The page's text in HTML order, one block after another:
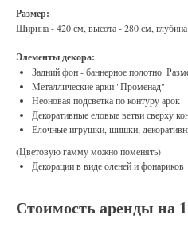
Размер:
Ширина - 420 см, высота - 280 см,
Элементы декора:
Задний фон - баннерное полотно.
Металлические арки "Променад"
Неоновая подсветка по контуру арок
Декоративные еловые ветви сверху
Елочные игрушки, шишки,
(Цветовую гамму можно поменять)
Декорации в виде оленей и фонариков
Стоимость аренды на